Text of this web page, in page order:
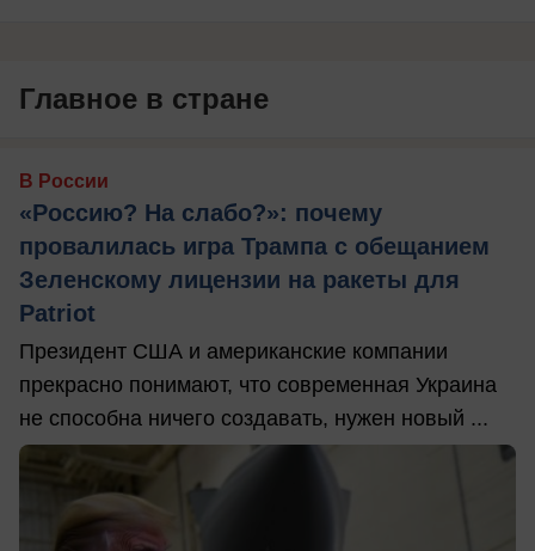
Главное в стране
В России
«Россию? На слабо?»: почему
провалилась игра Трампа с обещанием
Зеленскому лицензии на ракеты для
Patriot
Президент США и американские компании
прекрасно понимают, что современная Украина
не способна ничего создавать, нужен новый ...